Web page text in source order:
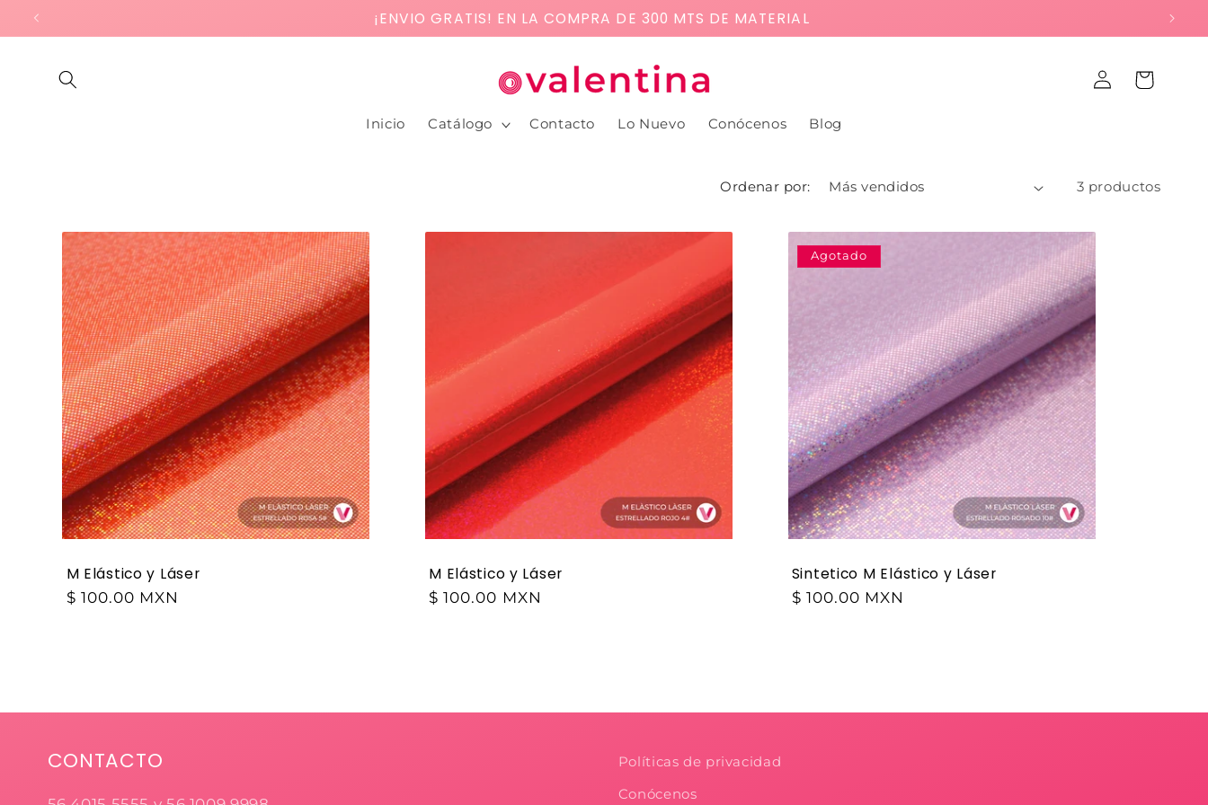
directamente
al contenido
¡ENVIO GRATIS! EN LA COMPRA DE 300 MTS DE MATERIAL
Inicio Catálogo Contacto Lo Nuevo Conócenos Blog
Iniciar
sesión
Carrito
Ordenar por: 3 productos
M Elástico y Láser
$ 100.00 MXN
M Elástico y Láser
$ 100.00 MXN
Agotado
Sintetico M Elástico y Láser
$ 100.00 MXN
CONTACTO
Políticas de privacidad
Conócenos